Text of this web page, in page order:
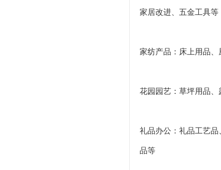
家居改进、五金工具等
家纺产品：床上用品
花园园艺：草坪用品
礼品办公：礼品工艺
品等